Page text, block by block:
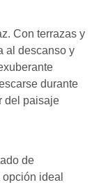
Con terrazas y
al descanso y
durante
del paisaje
de
ideal